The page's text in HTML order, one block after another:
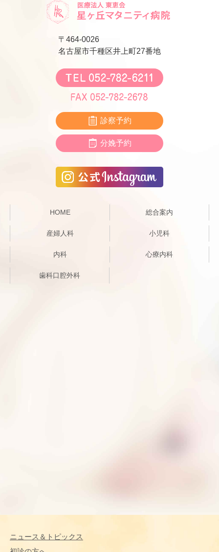
〒464-0026
名古屋市千種区井上町27番地
診察予約
分娩予約
HOME 総合案内
産婦人科 小児科
内科 心療内科
歯科口腔外科
ニュース＆トピックス